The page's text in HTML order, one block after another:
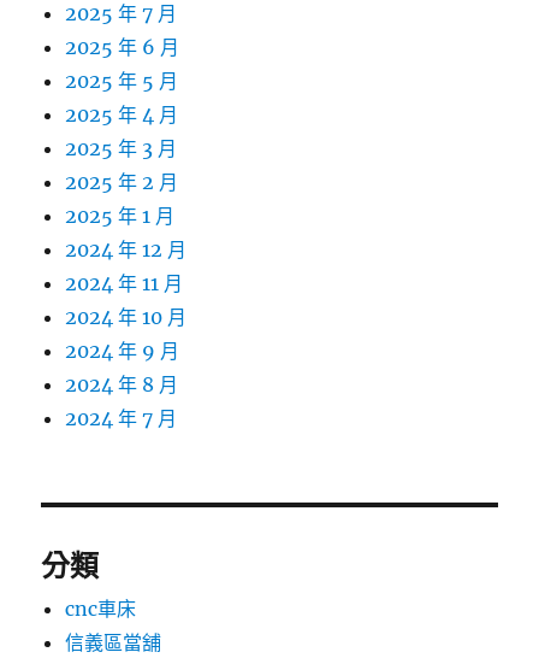
2025 年 7 月
2025 年 6 月
2025 年 5 月
2025 年 4 月
2025 年 3 月
2025 年 2 月
2025 年 1 月
2024 年 12 月
2024 年 11 月
2024 年 10 月
2024 年 9 月
2024 年 8 月
2024 年 7 月
分類
cnc車床
信義區當舖